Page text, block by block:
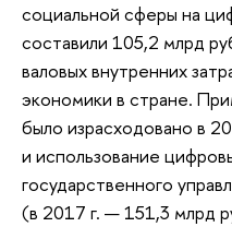
социальной сферы на
составили 105,2 млрд
валовых внутренних
экономики в стране.
было израсходовано в
и использование
государственного
(в 2017 г. — 151,3 млрд